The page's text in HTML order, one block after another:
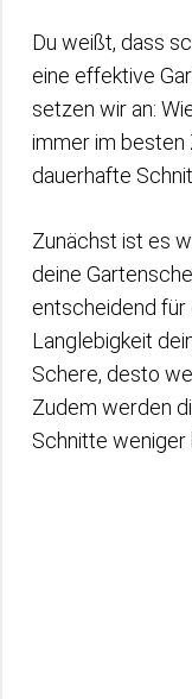
Du weißt, dass
eine effektive
setzen wir an:
immer im besten
dauerhafte
Zunächst ist es
deine
entscheidend für
Langlebigkeit
Schere, desto
Zudem werden
Schnitte weniger